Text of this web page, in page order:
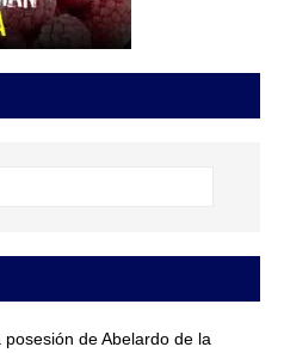
de Abelardo de la